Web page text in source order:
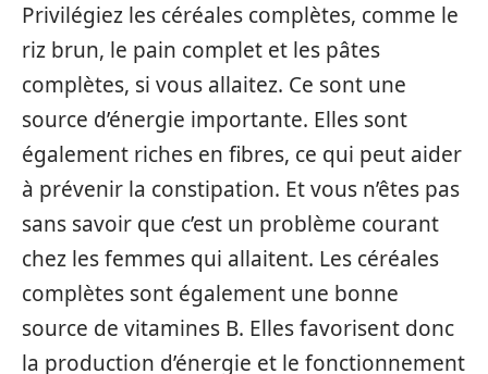
Privilégiez les céréales complètes, comme le
riz brun, le pain complet et les pâtes
complètes, si vous allaitez. Ce sont une
source d’énergie importante. Elles sont
également riches en fibres, ce qui peut aider
à prévenir la constipation. Et vous n’êtes pas
sans savoir que c’est un problème courant
chez les femmes qui allaitent. Les céréales
complètes sont également une bonne
source de vitamines B. Elles favorisent donc
la production d’énergie et le fonctionnement